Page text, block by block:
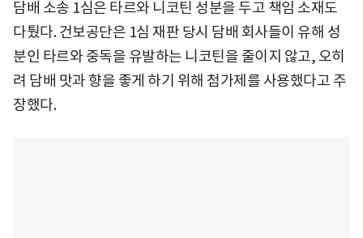
담배 소송 1심은 타르와 니코틴 성분을 두고 책임 소재도
다퉜다. 건보공단은 1심 재판 당시 담배 회사들이 유해 성
분인 타르와 중독을 유발하는 니코틴을 줄이지 않고, 오히
려 담배 맛과 향을 좋게 하기 위해 첨가제를 사용했다고 주
장했다.